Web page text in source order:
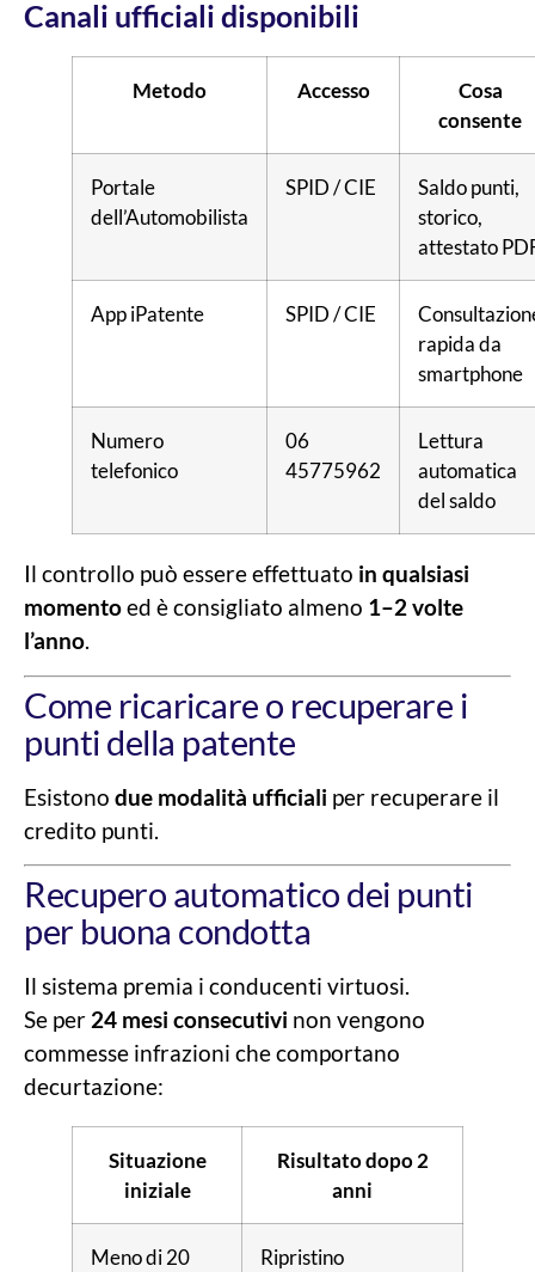
Canali ufficiali disponibili
Metodo Accesso
Cosa
consente
Portale
dell’Automobilista
SPID / CIE
Saldo punti,
storico,
attestato
App iPatente SPID / CIE
rapida da
smartphone
Numero
telefonico
06
45775962
Lettura
automatica
del saldo
Il controllo può essere effettuato in qualsiasi
momentoed è consigliato almeno 1–2 volte
l’anno.
Come ricaricare o recuperare i
punti della patente
Esistono due modalità ufficiali per recuperare il
credito punti.
Recupero automatico dei punti
per buona condotta
Il sistema premia i conducenti virtuosi.
Se per 24 mesi consecutivi non vengono
commesse infrazioni che comportano
decurtazione:
Situazione
iniziale
Risultato dopo 2
anni
Meno di 20
Ripristino